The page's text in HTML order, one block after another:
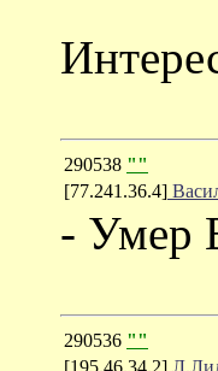
290538 ""
[77.241.36.4]
- Умер
290536 ""
[195.46.34.2]